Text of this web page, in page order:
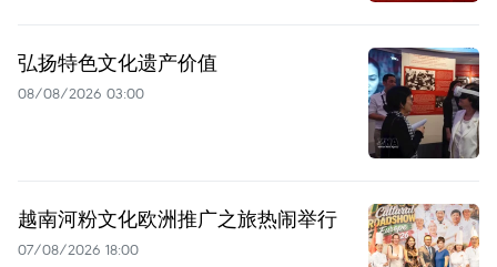
弘扬特色文化遗产价值
08/08/2026 03:00
越南河粉文化欧洲推广之旅热闹举行
07/08/2026 18:00